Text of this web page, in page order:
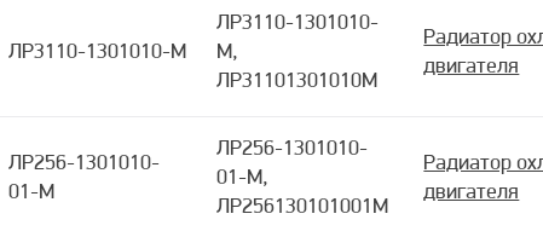
ЛР3110-1301010-М
ЛР3110-1301010-
М,
ЛР31101301010М
Радиатор
двигателя
ЛР256-1301010-
01-М
ЛР256-1301010-
01-М,
ЛР256130101001М
Радиатор
двигателя